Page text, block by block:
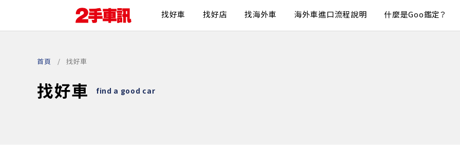
找好車 找好店 找海外車 海外車進口流程說明 什麼是Goo鑑定？
首頁 找好車
找好車 find a good car